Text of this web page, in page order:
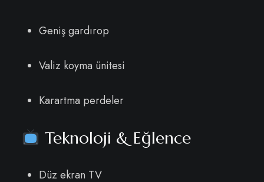
Geniş gardırop
Valiz koyma ünitesi
Karartma perdeler
Teknoloji & Eğlence
Düz ekran TV